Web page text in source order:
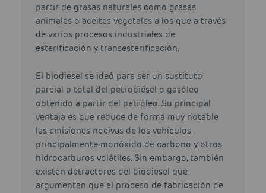
partir de grasas naturales como grasas
animales o aceites vegetales a los que a través
de varios procesos industriales de
esterificación y transesterificación.
El biodiesel se ideó para ser un sustituto
parcial o total del petrodiésel o gasóleo
obtenido a partir del petróleo. Su principal
ventaja es que reduce de forma muy notable
las emisiones nocivas de los vehículos,
principalmente monóxido de carbono y otros
hidrocarburos volátiles. Sin embargo, también
existen detractores del biodiesel que
argumentan que el proceso de fabricación de